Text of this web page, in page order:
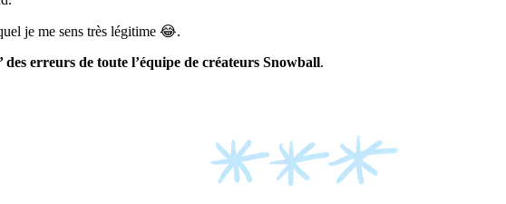
je me sens très légitime 😂.
des erreurs de toute l’équipe de créateurs Snowball.